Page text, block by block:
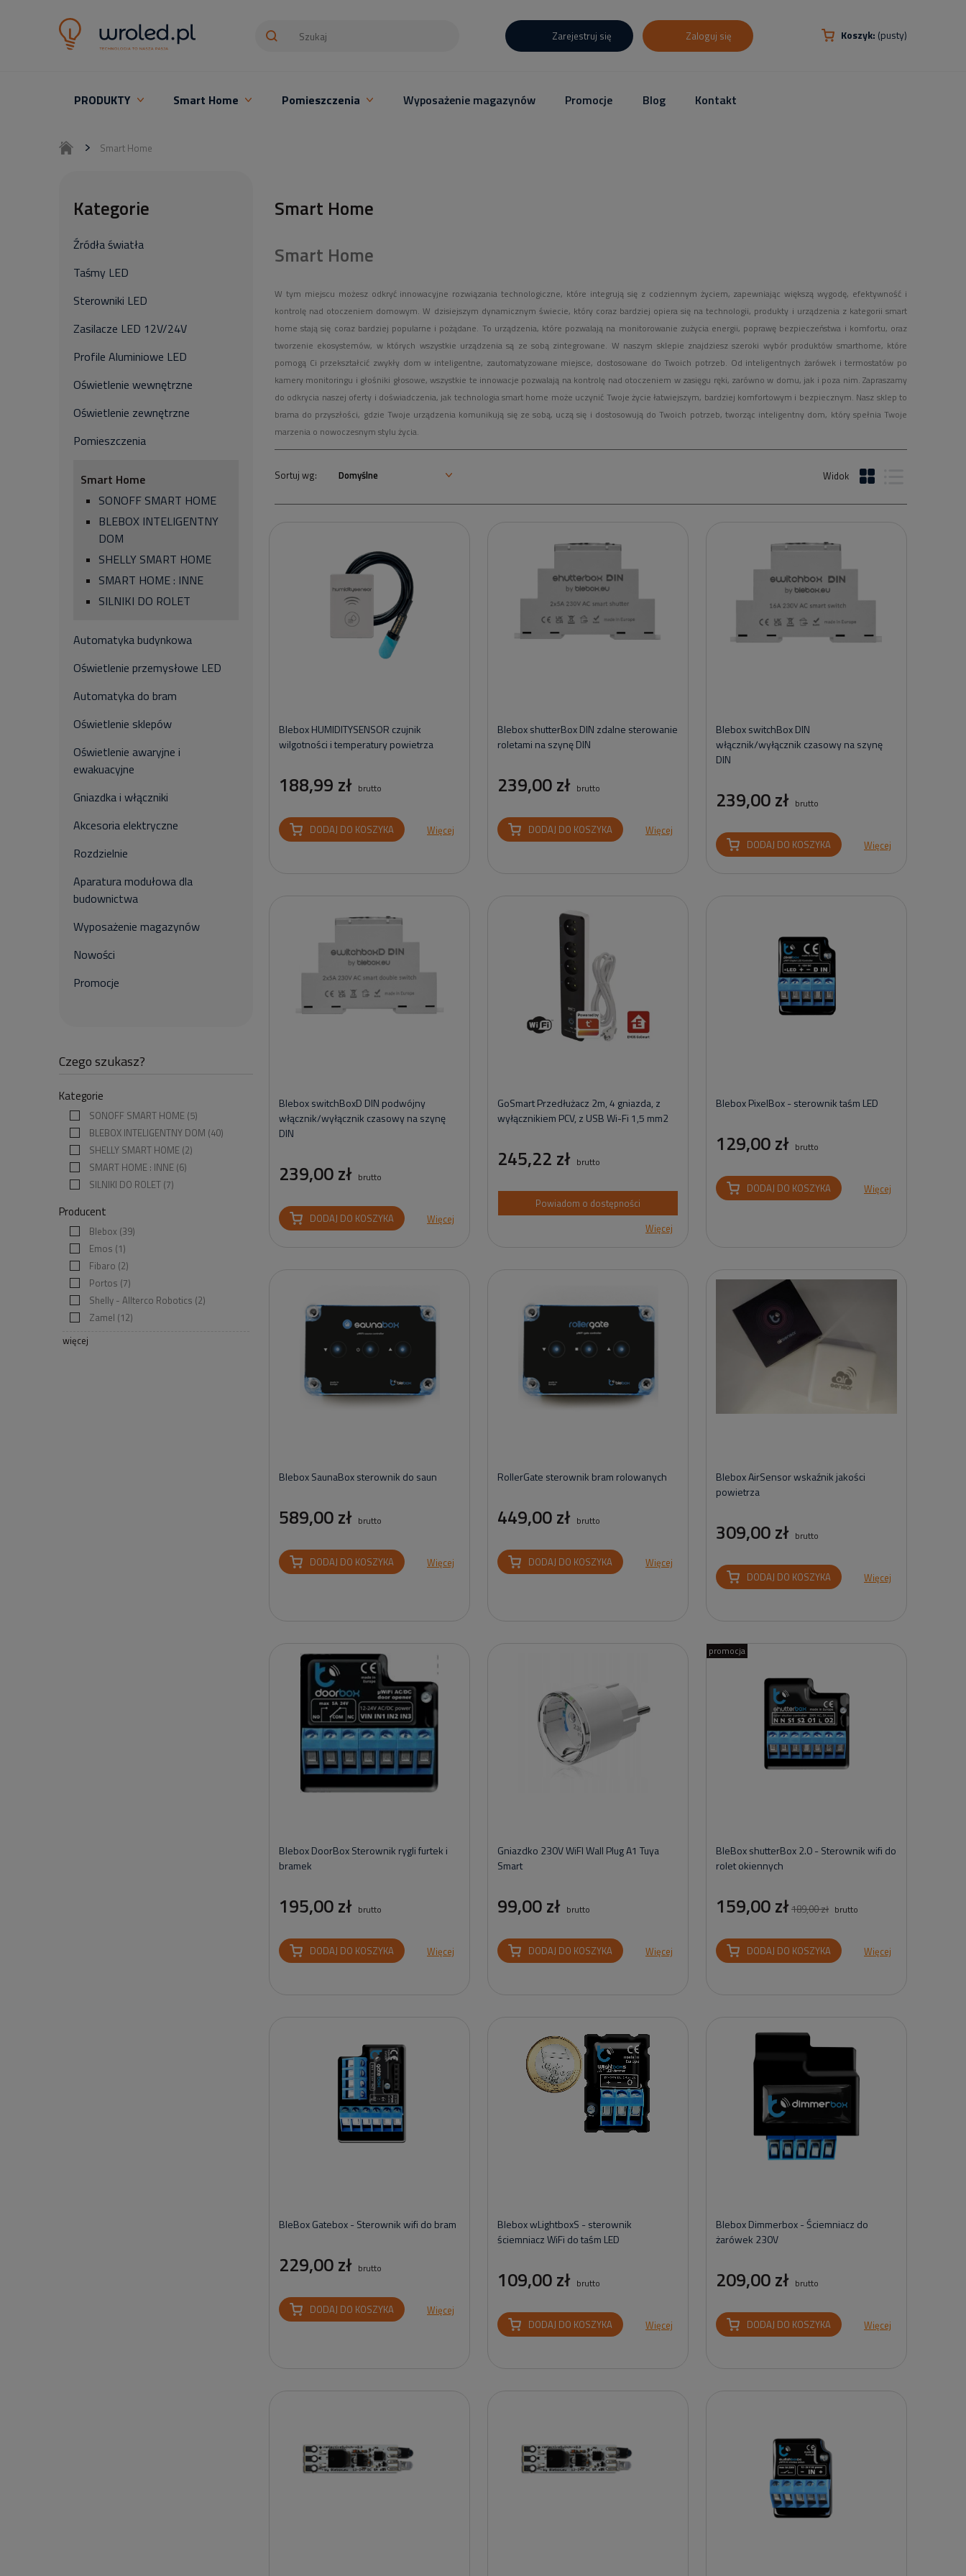
Koszyk: (pusty)
Zarejestruj się Zaloguj się
PRODUKTY Smart Home Pomieszczenia Wyposażenie magazynów Promocje Blog Kontakt
Smart Home
Kategorie
Źródła światła
Taśmy LED
Sterowniki LED
Zasilacze LED 12V/24V
Profile Aluminiowe LED
Oświetlenie wewnętrzne
Oświetlenie zewnętrzne
Pomieszczenia
Smart Home
SONOFF SMART HOME
BLEBOX INTELIGENTNY
DOM
SHELLY SMART HOME
SMART HOME : INNE
SILNIKI DO ROLET
Automatyka budynkowa
Oświetlenie przemysłowe LED
Automatyka do bram
Oświetlenie sklepów
Oświetlenie awaryjne i
ewakuacyjne
Gniazdka i włączniki
Akcesoria elektryczne
Rozdzielnie
Aparatura modułowa dla
budownictwa
Wyposażenie magazynów
Nowości
Promocje
Czego szukasz?
Kategorie
SONOFF SMART HOME (5)
BLEBOX INTELIGENTNY DOM (40)
SHELLY SMART HOME (2)
SMART HOME : INNE (6)
SILNIKI DO ROLET (7)
Producent
Blebox (39)
Emos (1)
Fibaro (2)
Portos (7)
Shelly - Allterco Robotics (2)
Zamel (12)
więcej
Smart Home
Smart Home
W tym miejscu możesz odkryć innowacyjne rozwiązania technologiczne, które integrują się z codziennym życiem, zapewniając większą wygodę, efektywność i
kontrolę nad otoczeniem domowym. W dzisiejszym dynamicznym świecie, który coraz bardziej opiera się na technologii, produkty i urządzenia z kategorii smart
home stają się coraz bardziej popularne i pożądane. To urządzenia, które pozwalają na monitorowanie zużycia energii, poprawę bezpieczeństwa i komfortu, oraz
tworzenie ekosystemów, w których wszystkie urządzenia są ze sobą zintegrowane. W naszym sklepie znajdziesz szeroki wybór produktów smarthome, które
pomogą Ci przekształcić zwykły dom w inteligentne, zautomatyzowane miejsce, dostosowane do Twoich potrzeb. Od inteligentnych żarówek i termostatów po
kamery monitoringu i głośniki głosowe, wszystkie te innowacje pozwalają na kontrolę nad otoczeniem w zasięgu ręki, zarówno w domu, jak i poza nim. Zapraszamy
do odkrycia naszej oferty i doświadczenia, jak technologia smart home może uczynić Twoje życie łatwiejszym, bardziej komfortowym i bezpiecznym. Nasz sklep to
brama do przyszłości, gdzie Twoje urządzenia komunikują się ze sobą, uczą się i dostosowują do Twoich potrzeb, tworząc inteligentny dom, który spełnia Twoje
marzenia o nowoczesnym stylu życia.
Blebox HUMIDITYSENSOR czujnik
wilgotności i temperatury powietrza
188,99 zł brutto
DODAJ DO KOSZYKA Więcej
Blebox shutterBox DIN zdalne sterowanie
roletami na szynę DIN
239,00 zł brutto
DODAJ DO KOSZYKA Więcej
Blebox switchBox DIN
włącznik/wyłącznik czasowy na szynę
DIN
239,00 zł brutto
DODAJ DO KOSZYKA Więcej
Blebox switchBoxD DIN podwójny
włącznik/wyłącznik czasowy na szynę
DIN
239,00 zł brutto
DODAJ DO KOSZYKA Więcej
GoSmart Przedłużacz 2m, 4 gniazda, z
wyłącznikiem PCV, z USB Wi-Fi 1,5 mm2
245,22 zł brutto
Powiadom o dostępności
Więcej
Blebox PixelBox - sterownik taśm LED
129,00 zł brutto
DODAJ DO KOSZYKA Więcej
Blebox SaunaBox sterownik do saun
589,00 zł brutto
DODAJ DO KOSZYKA Więcej
RollerGate sterownik bram rolowanych
449,00 zł brutto
DODAJ DO KOSZYKA Więcej
Blebox AirSensor wskaźnik jakości
powietrza
309,00 zł brutto
DODAJ DO KOSZYKA Więcej
Blebox DoorBox Sterownik rygli furtek i
bramek
195,00 zł brutto
DODAJ DO KOSZYKA Więcej
Gniazdko 230V WiFI Wall Plug A1 Tuya
Smart
99,00 zł brutto
DODAJ DO KOSZYKA Więcej
BleBox shutterBox 2.0 - Sterownik wifi do
rolet okiennych
159,00 zł189,00 zł brutto
DODAJ DO KOSZYKA Więcej
promocja
BleBox Gatebox - Sterownik wifi do bram
229,00 zł brutto
DODAJ DO KOSZYKA Więcej
Blebox wLightboxS - sterownik
ściemniacz WiFi do taśm LED
109,00 zł brutto
DODAJ DO KOSZYKA Więcej
Blebox Dimmerbox - Ściemniacz do
żarówek 230V
209,00 zł brutto
DODAJ DO KOSZYKA Więcej